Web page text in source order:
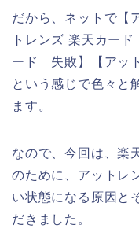
だから、ネットで【
トレンズ 楽天カー
ード 失敗】【アッ
という感じで色々と
ます。
なので、今回は、楽
のために、アットレ
い状態になる原因と
だきました。